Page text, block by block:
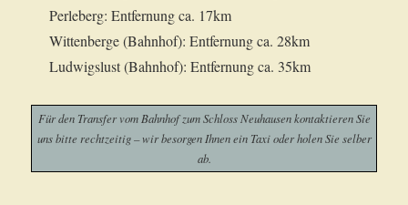
Perleberg: Entfernung ca. 17km
Wittenberge (Bahnhof): Entfernung ca. 28km
Ludwigslust (Bahnhof): Entfernung ca. 35km
Für den Transfer vom Bahnhof zum Schloss Neuhausen kontaktieren Sie
uns bitte rechtzeitig – wir besorgen Ihnen ein Taxi oder holen Sie selber
ab.